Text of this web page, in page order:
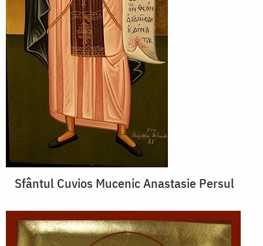
Sfântul Cuvios Mucenic Anastasie Persul